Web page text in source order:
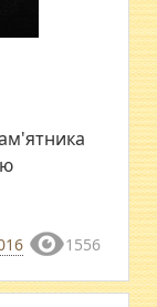
1556